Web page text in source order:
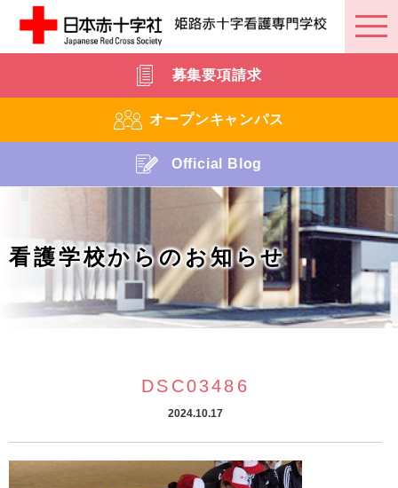
募集要項請求
オープンキャンパス
Official Blog
看護学校からのお知らせ
DSC03486
2024.10.17